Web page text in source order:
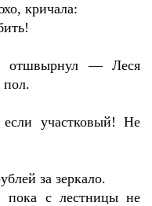
кричала:
отшвырнул — Леся
пол.
участковый! Не
за зеркало.
пока с лестницы не